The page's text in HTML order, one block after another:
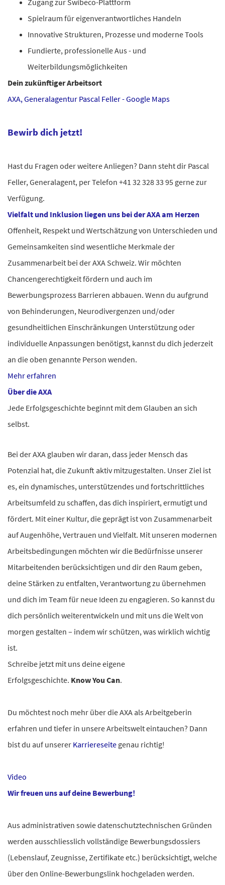
Zugang zur Swibeco-Plattform
Spielraum für eigenverantwortliches Handeln
Innovative Strukturen, Prozesse und moderne Tools
Fundierte, professionelle Aus - und
Weiterbildungsmöglichkeiten
Dein zukünftiger Arbeitsort
AXA, Generalagentur Pascal Feller - Google Maps
Bewirb dich jetzt!
Hast du Fragen oder weitere Anliegen? Dann steht dir Pascal
Feller, Generalagent, per Telefon +41 32 328 33 95 gerne zur
Verfügung.
Vielfalt und Inklusion liegen uns bei der AXA am Herzen
Offenheit, Respekt und Wertschätzung von Unterschieden und
Gemeinsamkeiten sind wesentliche Merkmale der
Zusammenarbeit bei der AXA Schweiz. Wir möchten
Chancengerechtigkeit fördern und auch im
Bewerbungsprozess Barrieren abbauen. Wenn du aufgrund
von Behinderungen, Neurodivergenzen und/oder
gesundheitlichen Einschränkungen Unterstützung oder
individuelle Anpassungen benötigst, kannst du dich jederzeit
an die oben genannte Person wenden.
Mehr erfahren
Über die AXA
Jede Erfolgsgeschichte beginnt mit dem Glauben an sich
selbst.
Bei der AXA glauben wir daran, dass jeder Mensch das
Potenzial hat, die Zukunft aktiv mitzugestalten. Unser Ziel ist
es, ein dynamisches, unterstützendes und fortschrittliches
Arbeitsumfeld zu schaffen, das dich inspiriert, ermutigt und
fördert. Mit einer Kultur, die geprägt ist von Zusammenarbeit
auf Augenhöhe, Vertrauen und Vielfalt. Mit unseren modernen
Arbeitsbedingungen möchten wir die Bedürfnisse unserer
Mitarbeitenden berücksichtigen und dir den Raum geben,
deine Stärken zu entfalten, Verantwortung zu übernehmen
und dich im Team für neue Ideen zu engagieren. So kannst du
dich persönlich weiterentwickeln und mit uns die Welt von
morgen gestalten – indem wir schützen, was wirklich wichtig
ist.
Schreibe jetzt mit uns deine eigene
Erfolgsgeschichte. Know You Can.
Du möchtest noch mehr über die AXA als Arbeitgeberin
erfahren und tiefer in unsere Arbeitswelt eintauchen? Dann
bist du auf unserer Karriereseite genau richtig!
Video
Wir freuen uns auf deine Bewerbung!
Aus administrativen sowie datenschutztechnischen Gründen
werden ausschliesslich vollständige Bewerbungsdossiers
(Lebenslauf, Zeugnisse, Zertifikate etc.) berücksichtigt, welche
über den Online-Bewerbungslink hochgeladen werden.